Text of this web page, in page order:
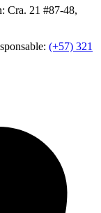
Cra. 21 #87-48,
(+57) 321